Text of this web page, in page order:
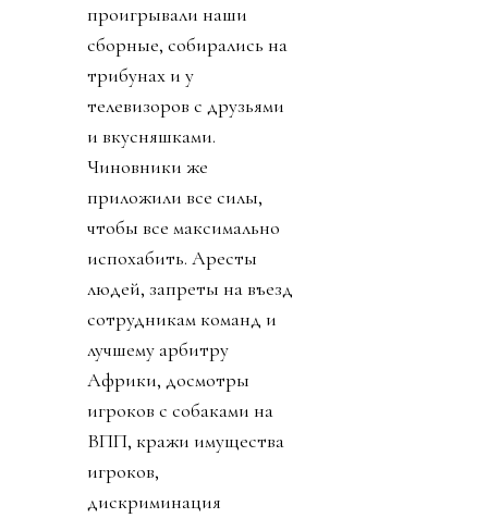
проигрывали наши
сборные, собирались на
трибунах и у
телевизоров с друзьями
и вкусняшками.
Чиновники же
приложили все силы,
чтобы все максимально
испохабить. Аресты
людей, запреты на въезд
сотрудникам команд и
лучшему арбитру
Африки, досмотры
игроков с собаками на
ВПП, кражи имущества
игроков,
дискриминация